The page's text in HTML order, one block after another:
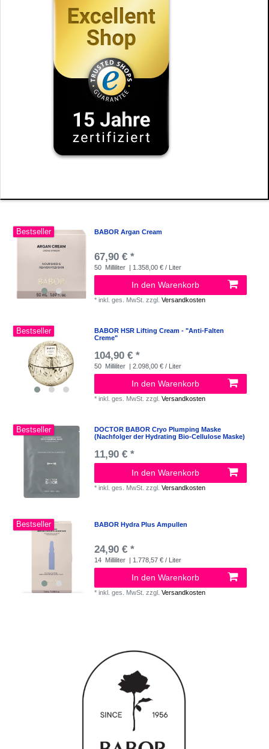
Bestseller BABOR Argan Cream
67,90 € *
50 Milliliter | 1.358,00 € / Liter
In den Warenkorb
*inkl. ges. MwSt. zzgl.Versandkosten
Bestseller
BABOR HSR Lifting Cream - "Anti-Falten
Creme"
104,90 € *
50 Milliliter | 2.098,00 € / Liter
In den Warenkorb
*inkl. ges. MwSt. zzgl.Versandkosten
Bestseller
DOCTOR BABOR Cryo Plumping Maske
(Nachfolger der Hydrating Bio-Cellulose Maske)
11,90 € *
In den Warenkorb
*inkl. ges. MwSt. zzgl.Versandkosten
Bestseller BABOR Hydra Plus Ampullen
24,90 € *
14 Milliliter | 1.778,57 € / Liter
In den Warenkorb
*inkl. ges. MwSt. zzgl.Versandkosten